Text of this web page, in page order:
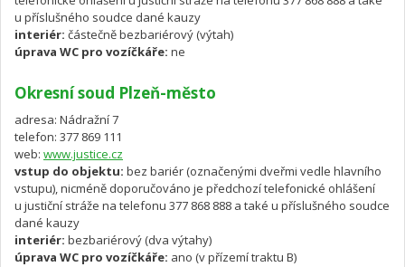
u příslušného soudce dané kauzy
interiér: částečně bezbariérový (výtah)
úprava WC pro vozíčkáře: ne
Okresní soud Plzeň-město
adresa: Nádražní 7
telefon: 377 869 111
web: www.justice.cz
vstup do objektu: bez bariér (označenými dveřmi vedle hlavního
vstupu), nicméně doporučováno je předchozí telefonické ohlášení
u justiční stráže na telefonu 377 868 888 a také u příslušného soudce
dané kauzy
interiér: bezbariérový (dva výtahy)
úprava WC pro vozíčkáře: ano (v přízemí traktu B)